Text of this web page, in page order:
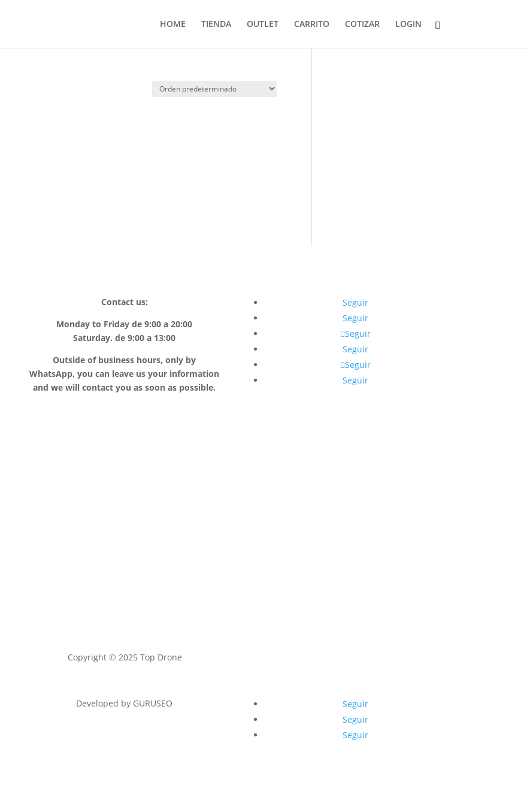
HOME TIENDA OUTLET CARRITO COTIZAR
LOGIN
Contact us:
Monday to Friday de 9:00 a 20:00
Saturday. de 9:00 a 13:00
Outside of business hours, only by
WhatsApp, you can leave us your information
and we will contact you as soon as possible.
Seguir
Seguir
Seguir
Seguir
Seguir
Seguir
Copyright © 2025 Top Drone
Developed by GURUSEO
Seguir
Seguir
Seguir